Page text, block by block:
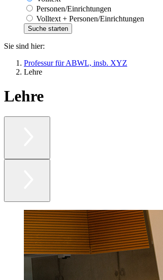
Personen/Einrichtungen
Volltext + Personen/Einrichtungen
Sie sind hier:
Professur für ABWL, insb. XYZ
Lehre
Lehre